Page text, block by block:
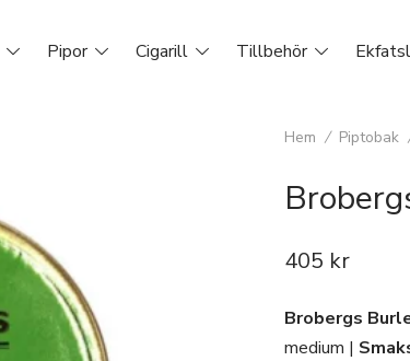
Pipor Cigarill Tillbehör
Hem / Piptobak
405 kr
Brobergs
medium |